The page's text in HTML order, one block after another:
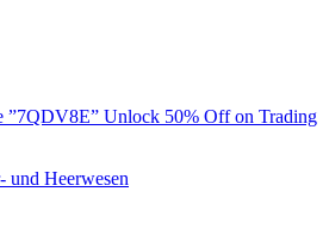
”7QDV8E” Unlock 50% Off on Trading
und Heerwesen